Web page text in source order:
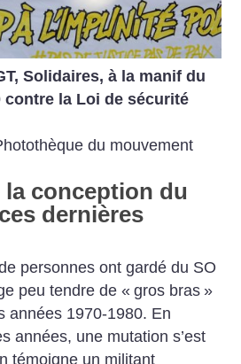
Solidaires, à la manif du
contre la Loi de sécurité
du mouvement
conception du
dernières
personnes ont gardé du SO
peu tendre de « gros bras »
années 1970-1980. En
années, une mutation s’est
témoigne un militant